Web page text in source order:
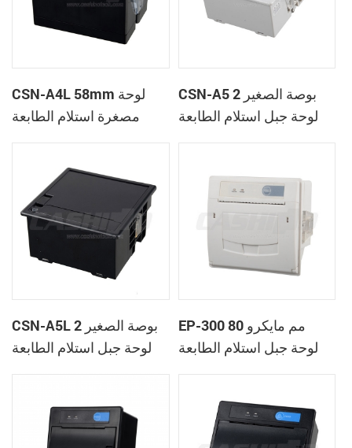
CSN-A4L 58mm لوحة
مصغرة استلام الطابعة
CSN-A5 2 بوصة الصغير
لوحة جبل استلام الطابعة
CSN-A5L 2 بوصة الصغير
لوحة جبل استلام الطابعة
EP-300 80 مم مايكرو
لوحة جبل استلام الطابعة